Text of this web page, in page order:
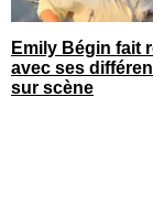
Emily Bégin fait
avec ses
sur scène